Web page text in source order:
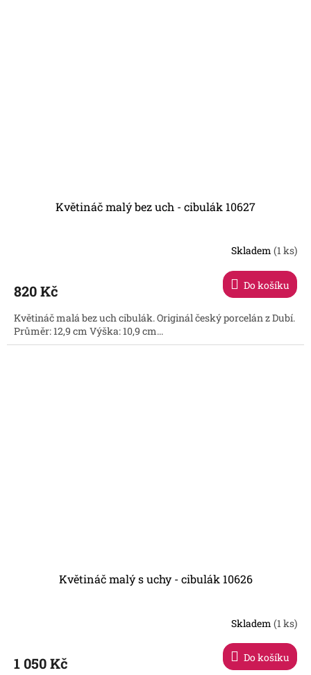
Květináč malý bez uch - cibulák 10627
Skladem (1 ks)
820 Kč Do košíku
Květináč malá bez uch cibulák. Originál český porcelán z Dubí.
Průměr: 12,9 cm Výška: 10,9 cm...
Květináč malý s uchy - cibulák 10626
Skladem (1 ks)
1 050 Kč Do košíku